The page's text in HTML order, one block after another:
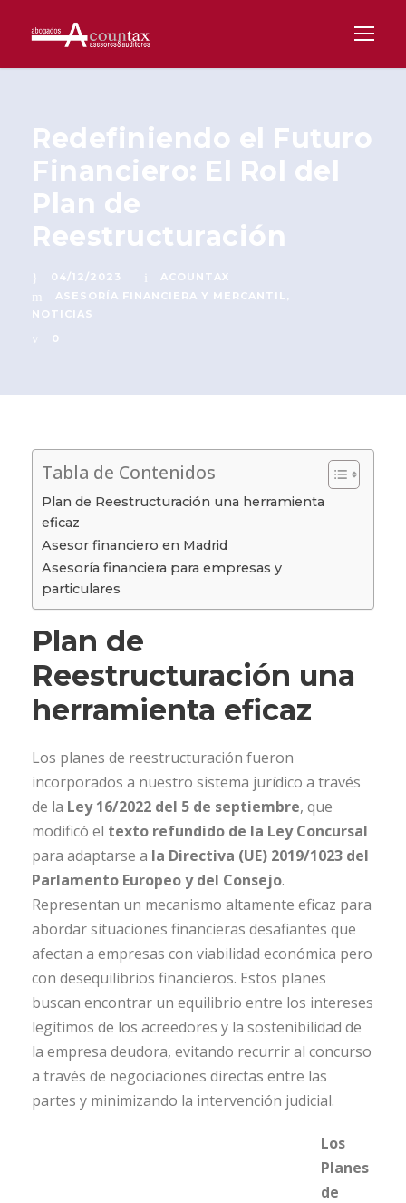
Redefiniendo el Futuro
Financiero: El Rol del
Plan de
Reestructuración
04/12/2023
ACOUNTAX
ASESORÍA FINANCIERA Y MERCANTIL ,
NOTICIAS
0
Tabla de Contenidos
Plan de Reestructuración una herramienta
eficaz
Asesor financiero en Madrid
Asesoría financiera para empresas y
particulares
Plan de
Reestructuración una
herramienta eficaz
Los planes de reestructuración fueron
incorporados a nuestro sistema jurídico a través
de la Ley 16/2022 del 5 de septiembre, que
modificó el texto refundido de la Ley Concursal
para adaptarse a la Directiva (UE) 2019/1023 del
Parlamento Europeo y del Consejo.
Representan un mecanismo altamente eficaz para
abordar situaciones financieras desafiantes que
afectan a empresas con viabilidad económica pero
con desequilibrios financieros. Estos planes
buscan encontrar un equilibrio entre los intereses
legítimos de los acreedores y la sostenibilidad de
la empresa deudora, evitando recurrir al concurso
a través de negociaciones directas entre las
partes y minimizando la intervención judicial.
Los
Planes
de